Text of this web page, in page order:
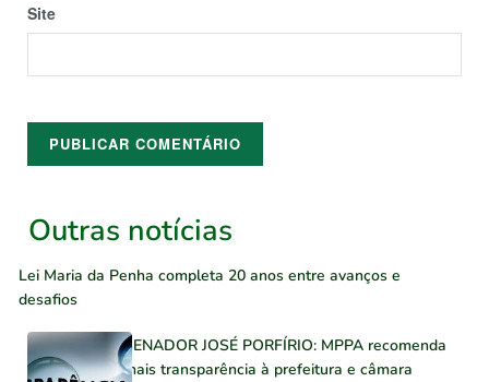
Site
Outras notícias
Lei Maria da Penha completa 20 anos entre avanços e
desafios
SENADOR JOSÉ PORFÍRIO: MPPA recomenda
mais transparência à prefeitura e câmara